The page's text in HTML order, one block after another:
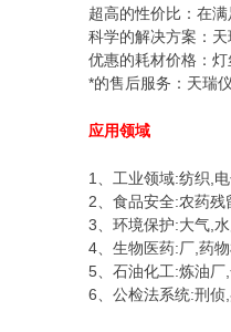
超高的性价比：在
科学的解决方案：
优惠的耗材价格：
*的售后服务：天瑞
应用领域
1、工业领域:纺织,
2、食品安全:农药
3、环境保护:大气,
4、生物医药:厂,药
5、石油化工:炼油厂
6、公检法系统:刑侦